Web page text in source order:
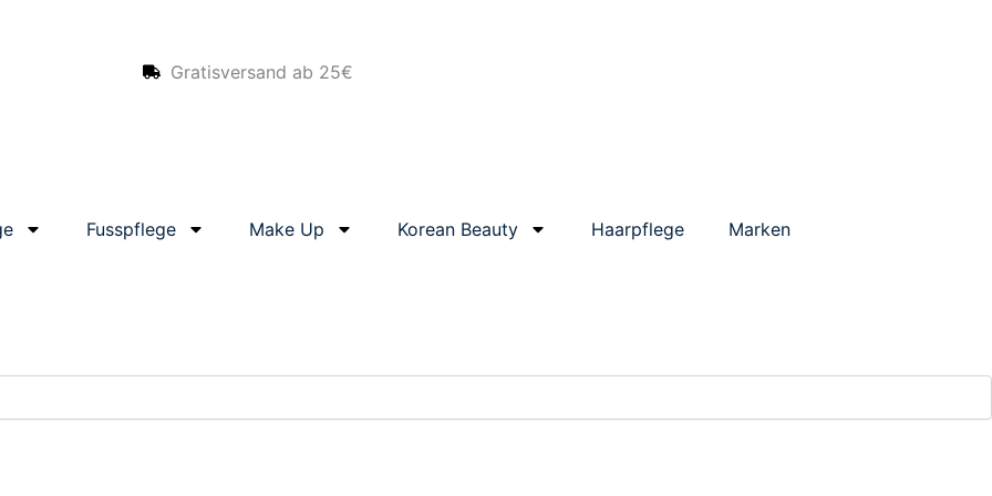
Gratisversand ab 25€
Fusspflege Make Up Korean Beauty Haarpflege Marken